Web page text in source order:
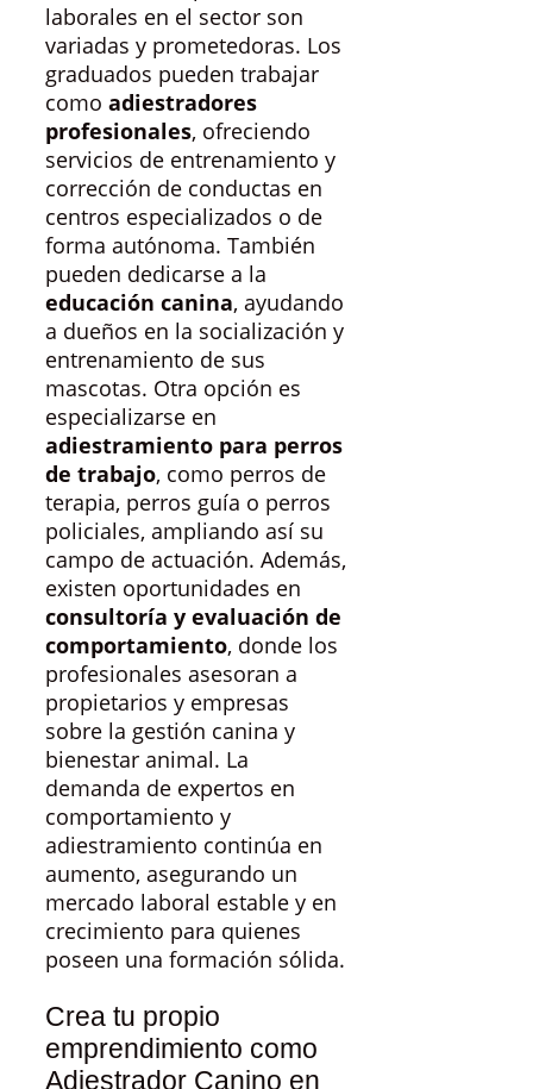
laborales en el sector son
variadas y prometedoras. Los
graduados pueden trabajar
como adiestradores
profesionales, ofreciendo
servicios de entrenamiento y
corrección de conductas en
centros especializados o de
forma autónoma. También
pueden dedicarse a la
educación canina, ayudando
a dueños en la socialización y
entrenamiento de sus
mascotas. Otra opción es
especializarse en
adiestramiento para perros
de trabajo, como perros de
terapia, perros guía o perros
policiales, ampliando así su
campo de actuación. Además,
existen oportunidades en
consultoría y evaluación de
comportamiento, donde los
profesionales asesoran a
propietarios y empresas
sobre la gestión canina y
bienestar animal. La
demanda de expertos en
comportamiento y
adiestramiento continúa en
aumento, asegurando un
mercado laboral estable y en
crecimiento para quienes
poseen una formación sólida.
Crea tu propio
emprendimiento como
Adiestrador Canino en